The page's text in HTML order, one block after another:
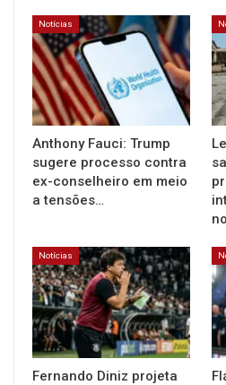
Notícias
Anthony Fauci: Trump
sugere processo contra
ex-conselheiro em meio
a tensões…
Notícias
Fernando Diniz projeta